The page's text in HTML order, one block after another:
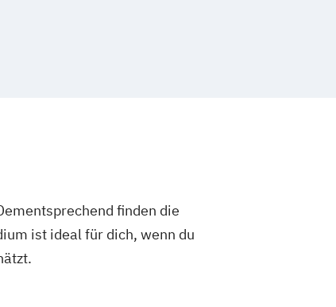
finden die
ist ideal für dich, wenn du